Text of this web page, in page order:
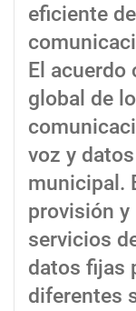
eficiente
El
global de
voz y
municipal.
provisión
servicios
datos fijas
diferentes